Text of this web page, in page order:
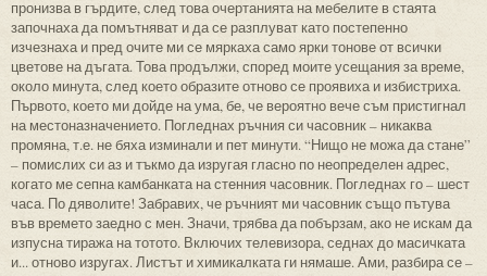
пронизва в гърдите, след това очертанията на мебелите в стаята
започнаха да помътняват и да се разплуват като постепенно
изчезнаха и пред очите ми се мяркаха само ярки тонове от всички
цветове на дъгата. Това продължи, според моите усещания за време,
около минута, след което образите отново се проявиха и избистриха.
Първото, което ми дойде на ума, бе, че вероятно вече съм пристигнал
на местоназначението. Погледнах ръчния си часовник – никаква
промяна, т.е. не бяха изминали и пет минути. “Нищо не можа да стане”
– помислих си аз и тъкмо да изругая гласно по неопределен адрес,
когато ме сепна камбанката на стенния часовник. Погледнах го – шест
часа. По дяволите! Забравих, че ръчният ми часовник също пътува
във времето заедно с мен. Значи, трябва да побързам, ако не искам да
изпусна тиража на тотото. Включих телевизора, седнах до масичката
и... отново изругах. Листът и химикалката ги нямаше. Ами, разбира се –